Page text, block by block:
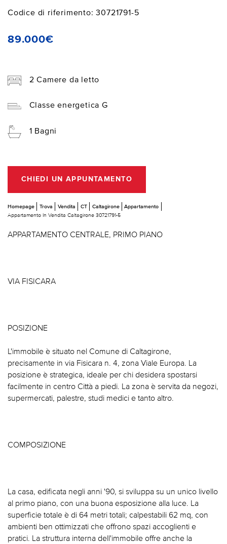
Codice di riferimento: 30721791-5
89.000€
2 Camere da letto
Classe energetica G
1 Bagni
CHIEDI UN APPUNTAMENTO
Homepage Trova Vendita CT Caltagirone
Appartamento
Appartamento In Vendita Caltagirone 30721791-5
APPARTAMENTO CENTRALE, PRIMO PIANO
VIA FISICARA
POSIZIONE
L'immobile è situato nel Comune di Caltagirone,
precisamente in via Fisicara n. 4, zona Viale Europa. La
posizione è strategica, ideale per chi desidera spostarsi
facilmente in centro Città a piedi. La zona è servita da negozi,
supermercati, palestre, studi medici e tanto altro.
COMPOSIZIONE
La casa, edificata negli anni '90, si sviluppa su un unico livello
al primo piano, con una buona esposizione alla luce. La
superficie totale è di 64 metri totali; calpestabili 62 mq, con
ambienti ben ottimizzati che offrono spazi accoglienti e
pratici. La struttura interna dell'immobile offre anche la